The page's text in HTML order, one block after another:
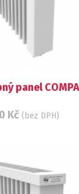
panel
Kč (bez DPH)